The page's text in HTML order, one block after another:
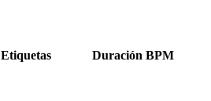
Etiquetas Duración BPM